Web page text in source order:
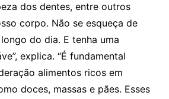
dos dentes, entre outros
corpo. Não se esqueça de
do dia. E tenha uma
explica. “É fundamental
alimentos ricos em
doces, massas e pães. Esses